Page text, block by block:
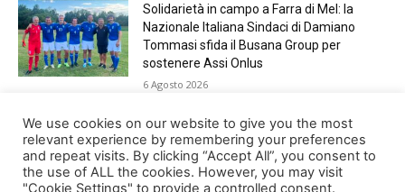
Solidarietà in campo a Farra di Mel: la
Nazionale Italiana Sindaci di Damiano
Tommasi sfida il Busana Group per
sostenere Assi Onlus
6 Agosto 2026
Shade, Dolcenera, Merk&Kremont,
Benji&Fede e molti altri, giovedì sera a
Jesolo con Radio Bella&Monella
5 Agosto 2026
We use cookies on our website to give you the most
relevant experience by remembering your preferences
and repeat visits. By clicking “Accept All”, you consent to
the use of ALL the cookies. However, you may visit
"Cookie Settings" to provide a controlled consent.